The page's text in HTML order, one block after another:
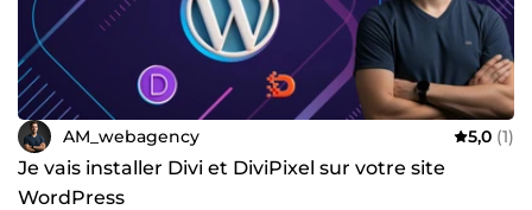
AM_webagency 5,0 (1)
Je vais installer Divi et DiviPixel sur votre site
WordPress